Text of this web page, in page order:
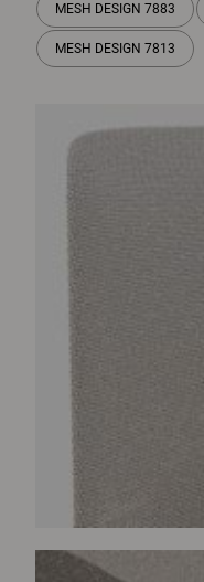
MESH DESIGN 7883
MESH DESIGN 7813